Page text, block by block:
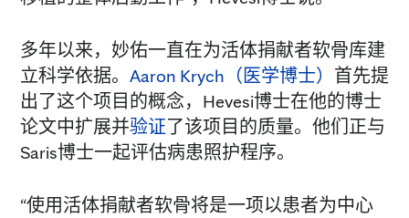
多年以来，妙佑一直在为活体捐献者软骨库建
立科学依据。 Aaron Krych（医学博士） 首先提
出了这个项目的概念，Hevesi博士在他的博士
论文中扩展并验证了该项目的质量。他们正与
Saris博士一起评估病患照护程序。
“使用活体捐献者软骨将是一项以患者为中心